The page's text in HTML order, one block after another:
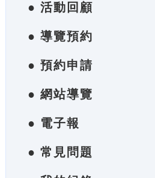
● 活動回顧
● 導覽預約
● 預約申請
● 網站導覽
● 電子報
● 常見問題